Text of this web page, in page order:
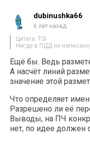
dubinushka66
6 лет назад
Цитата: TSI
Нигде в ПДД не
Ещё бы. Ведь
А насчёт линий
значение этой
Что определяет
Разрешено ли её
Выводы, на ПЧ
нет, по идее должен